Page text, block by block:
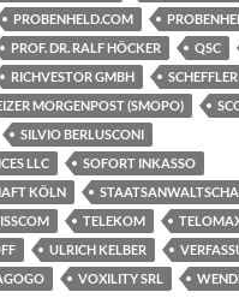
PROBENHELD.COM
PROF. DR. RALF HÖCKER QSC
RICHVESTOR GMBH
MORGENPOST (SMOPO)
SILVIO BERLUSCONI
LLC
SOFORT INKASSO
KÖLN
TELEKOM
ULRICH KELBER
VOXILITY SRL